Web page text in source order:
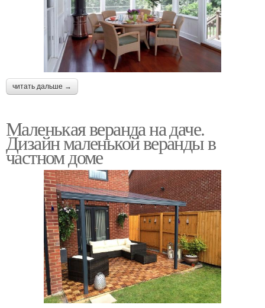
Веранда для дачного
домика
Летние веранды
читать дальше →
Маленькая веранда на даче.
Дизайн маленькой веранды в
частном доме